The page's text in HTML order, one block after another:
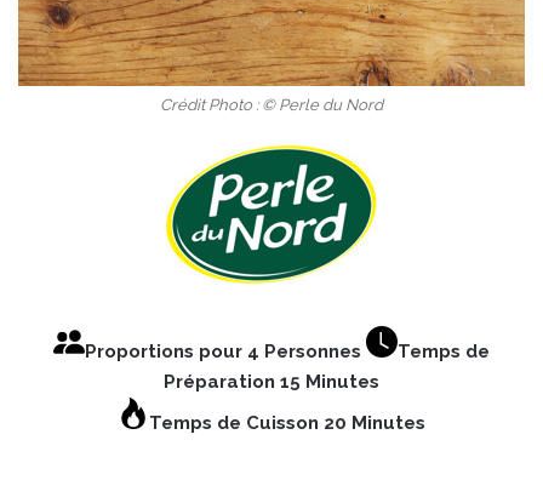
Crédit Photo : © Perle du Nord
Proportions pour 4 Personnes
Temps de
Préparation 15 Minutes
Temps de Cuisson 20 Minutes